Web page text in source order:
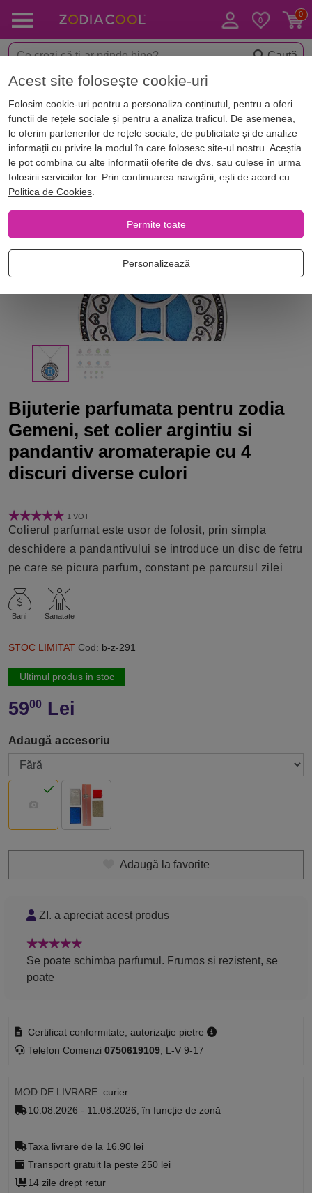
Caută
< Bijuterii norocoase Coliere si Pandantive
Bijuterie parfumata pentru zodia
Gemeni, set colier argintiu si
pandantiv aromaterapie cu 4
discuri diverse culori
1 VOT
Colierul parfumat este usor de folosit, prin simpla
deschidere a pandantivului se introduce un disc de fetru
pe care se picura parfum, constant pe parcursul zilei
Bani Sanatate
STOC LIMITAT Cod: b-z-291
Ultimul produs in stoc
5900Lei
Adaugă accesoriu
Adaugă la favorite
ZI. a apreciat acest produs
Se poate schimba parfumul. Frumos si rezistent, se
poate
Certificat conformitate, autorizație pietre
Telefon Comenzi 0750619109, L-V 9-17
MOD DE LIVRARE: curier
10.08.2026 - 11.08.2026, în funcție de zonă
Taxa livrare de la 16.90 lei
Transport gratuit la peste 250 lei
14 zile drept retur
Acest site folosește cookie-uri
Folosim cookie-uri pentru a personaliza conținutul, pentru a oferi
funcții de rețele sociale și pentru a analiza traficul. De asemenea,
le oferim partenerilor de rețele sociale, de publicitate și de analize
informații cu privire la modul în care folosesc site-ul nostru. Aceștia
le pot combina cu alte informații oferite de dvs. sau culese în urma
folosirii serviciilor lor. Prin continuarea navigării, ești de acord cu
Politica de Cookies.
Permite toate
Personalizează